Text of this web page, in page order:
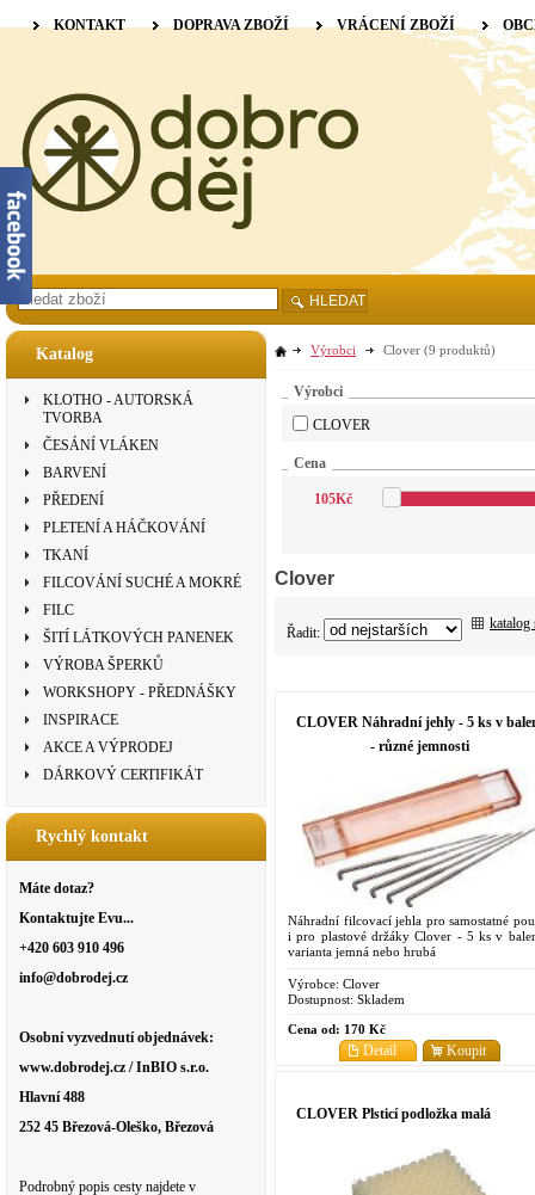
Katalog
KLOTHO - AUTORSKÁ
TVORBA
ČESÁNÍ VLÁKEN
BARVENÍ
PŘEDENÍ
PLETENÍ A HÁČKOVÁNÍ
TKANÍ
FILCOVÁNÍ SUCHÉ A MOKRÉ
FILC
ŠITÍ LÁTKOVÝCH PANENEK
VÝROBA ŠPERKŮ
WORKSHOPY - PŘEDNÁŠKY
INSPIRACE
AKCE A VÝPRODEJ
DÁRKOVÝ CERTIFIKÁT
Rychlý kontakt
Máte dotaz?
Kontaktujte Evu...
+420 603 910 496
info@dobrodej.cz
Osobní vyzvednutí objednávek:
www.dobrodej.cz / InBIO s.r.o.
Hlavní 488
252 45 Březová-Oleško, Březová
Podrobný popis cesty najdete v
Výrobci Clover (9 produktů)
Výrobci
CLOVER
Cena
105Kč
Clover
Řadit:
katalog
CLOVER Náhradní jehly - 5 ks v
- různé jemnosti
Náhradní filcovací jehla pro samostatné
i pro plastové držáky Clover - 5 ks v
varianta jemná nebo hrubá
Výrobce: Clover
Dostupnost: Skladem
Cena od: 170 Kč
Koupit
Detail
CLOVER Plsticí podložka malá
KONTAKT DOPRAVA ZBOŽÍ VRÁCENÍ ZBOŽÍ
HLEDAT